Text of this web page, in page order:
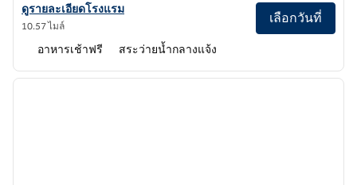
ดูรายละเอียดโรงแรม Homewood Suites by Hilton Jacksonville
ดูรายละเอียดโรงแรม
10.57 ไมล์
เลือกวันที่
อาหารเช้าฟรี สระว่ายน้ำกลางแจ้ง
1 จาก 12
ภาพถั